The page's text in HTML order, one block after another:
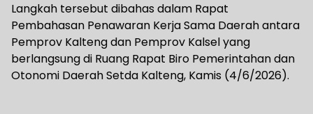
Langkah tersebut dibahas dalam Rapat
Pembahasan Penawaran Kerja Sama Daerah antara
Pemprov Kalteng dan Pemprov Kalsel yang
berlangsung di Ruang Rapat Biro Pemerintahan dan
Otonomi Daerah Setda Kalteng, Kamis (4/6/2026).